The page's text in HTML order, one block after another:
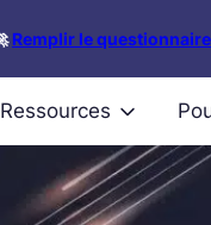
Remplir le questionnaire
Ressources